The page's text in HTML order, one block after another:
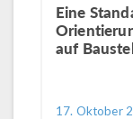
Eine
auf
17. Oktober